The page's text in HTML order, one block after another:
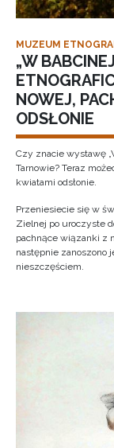
MUZEUM
„W
NOWEJ,
ODSŁONIE
Czy znacie wystawę
Tarnowie? Teraz
kwiatami odsłonie.
Przeniesiecie się w
Zielnej po uroczyste
pachnące wiązanki z
następnie zanoszono
nieszczęściem.